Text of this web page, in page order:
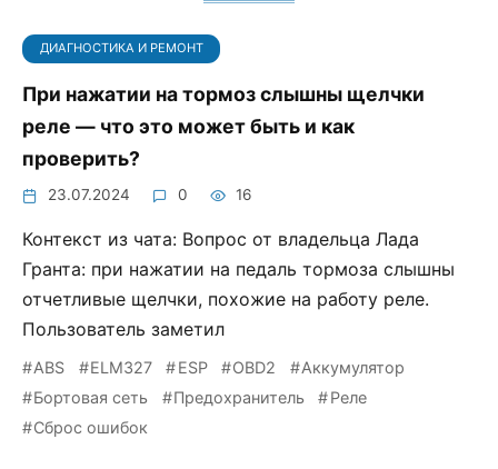
ДИАГНОСТИКА И РЕМОНТ
При нажатии на тормоз слышны щелчки
реле — что это может быть и как
проверить?
23.07.2024 0 16
Контекст из чата: Вопрос от владельца Лада
Гранта: при нажатии на педаль тормоза слышны
отчетливые щелчки, похожие на работу реле.
Пользователь заметил
ABS ELM327 ESP OBD2
Аккумулятор
Бортовая сеть
Предохранитель
Реле
Сброс ошибок